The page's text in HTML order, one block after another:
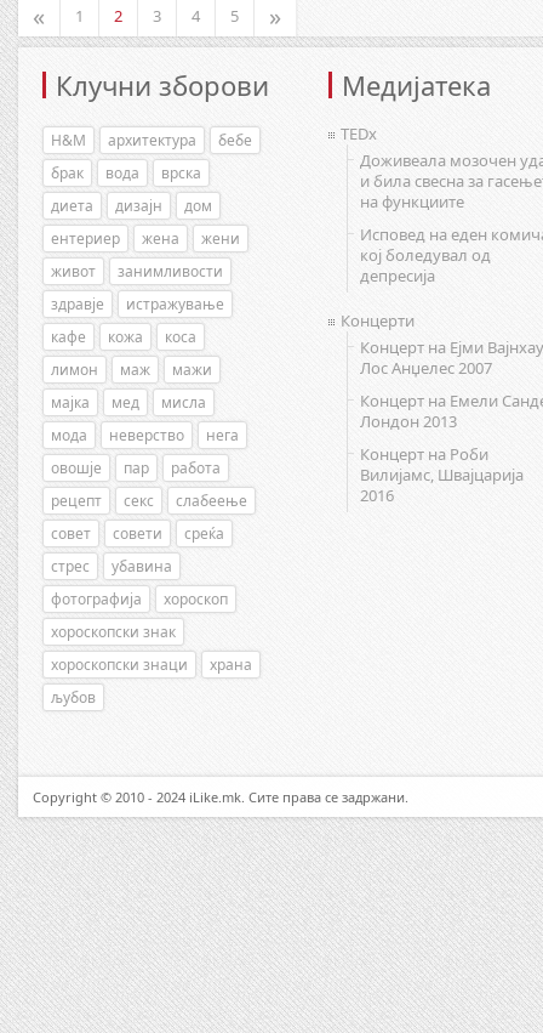
« 1 2 3 4 5 »
Клучни зборови
H&M архитектура
бебе
брак
вода
врска
диета
дизајн
дом
ентериер
жена
жени
живот
занимливости
здравје
истражување
кафе
кожа
коса
лимон
маж
мажи
мајка
мед
мисла
мода
неверство
нега
овошје
пар
работа
рецепт
секс
слабеење
совет
совети
среќа
стрес
убавина
фотографија
хороскоп
хороскопски знак
хороскопски знаци
храна
љубов
Медијатека
TEDx
Доживеала мозочен
и била свесна за
на функциите
Исповед на еден
кој боледувал од
депресија
Концерти
Концерт на Ејми
Лос Анџелес 2007
Концерт на Емели
Лондон 2013
Концерт на Роби
Вилијамс, Швајцарија
2016
Copyright © 2010 - 2024 iLike.mk. Сите права се задржани.